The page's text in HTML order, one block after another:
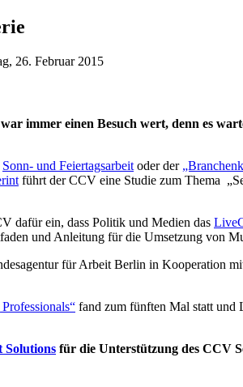
26. Februar 2015
war immer einen Besuch wert, denn es
Sonn- und Feiertagsarbeit oder der
führt der CCV eine Studie zum Thema
dafür ein, dass Politik und Medien das
und Anleitung für die Umsetzung von
für Arbeit Berlin in Kooperation
fand zum fünften Mal statt und
Solutions für die Unterstützung des CCV